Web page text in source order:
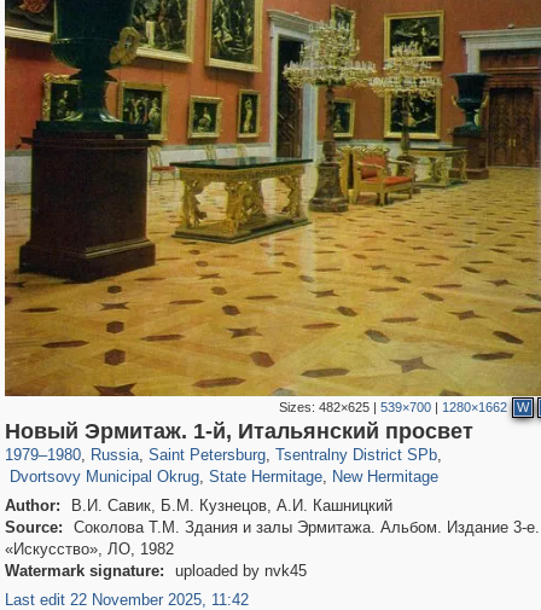
Sizes:482×625 |539×700 | 1280×1662 W
Новый Эрмитаж. 1-й, Итальянский просвет
1979–1980, Russia
1,406,258 29,243
, Saint Petersburg
197,112 5,709
, Tsentralny District SPb
50,221 1,833
,
Dvortsovy Municipal Okrug
22,587 1,098
, State Hermitage
839 248
, New Hermitage
149 59
Author:
В.И. Савик, Б.М. Кузнецов, А.И. Кашницкий
Source:
Соколова Т.М. Здания и залы Эрмитажа. Альбом. Издание 3-
«Искусство», ЛО, 1982
Watermark signature:
uploaded by nvk45
Last edit 22 November 2025, 11:42